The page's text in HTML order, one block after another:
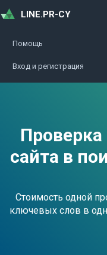
LINE.PR-CY
Помощь
Вход и регистрация
сайта в
Стоимость одной
ключевых слов в